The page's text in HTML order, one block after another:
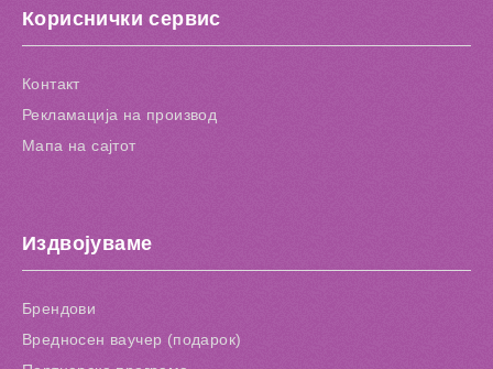
Кориснички сервис
Контакт
Рекламација на производ
Мапа на сајтот
Издвојуваме
Брендови
Вредносен ваучер (подарок)